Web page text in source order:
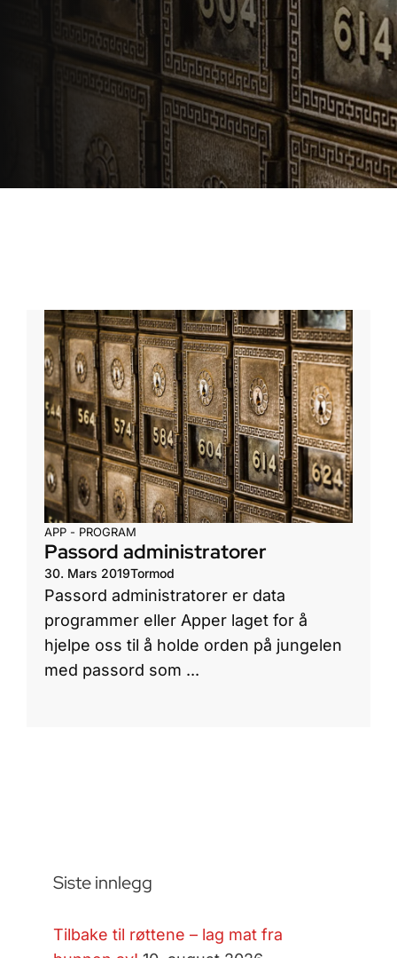
APP - PROGRAM
Passord administratorer
30. Mars 2019Tormod
Passord administratorer er data
programmer eller Apper laget for å
hjelpe oss til å holde orden på jungelen
med passord som ...
Siste innlegg
Tilbake til røttene – lag mat fra